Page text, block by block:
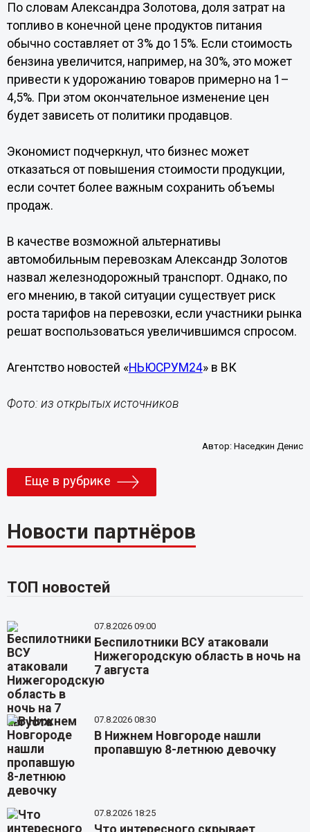
По словам Александра Золотова, доля затрат на
топливо в конечной цене продуктов питания
обычно составляет от 3% до 15%. Если стоимость
бензина увеличится, например, на 30%, это может
привести к удорожанию товаров примерно на 1–
4,5%. При этом окончательное изменение цен
будет зависеть от политики продавцов.
Экономист подчеркнул, что бизнес может
отказаться от повышения стоимости продукции,
если сочтет более важным сохранить объемы
продаж.
В качестве возможной альтернативы
автомобильным перевозкам Александр Золотов
назвал железнодорожный транспорт. Однако, по
его мнению, в такой ситуации существует риск
роста тарифов на перевозки, если участники рынка
решат воспользоваться увеличившимся спросом.
Агентство новостей «НЬЮСРУМ24» в ВК
Фото: из открытых источников
Автор:Наседкин Денис
Еще в рубрике
Новости партнёров
ТОП новостей
07.8.2026 09:00
Беспилотники ВСУ атаковали
Нижегородскую область в ночь на
7 августа
07.8.2026 08:30
В Нижнем Новгороде нашли
пропавшую 8-летнюю девочку
07.8.2026 18:25
Что интересного скрывает